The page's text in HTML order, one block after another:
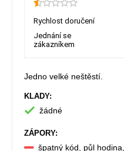
Rychlost doručení
Jednání se
zákazníkem
Jedno velké neštěstí.
KLADY:
žádné
ZÁPORY:
špatný kód, půl